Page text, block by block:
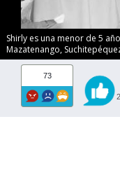
Shirly es una menor de 5
Mazatenango,
73
2